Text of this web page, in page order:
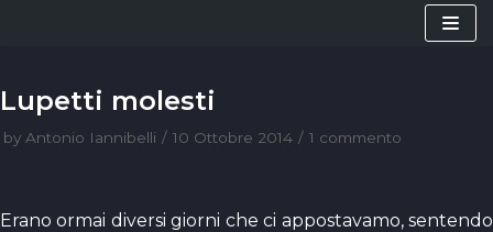
Lupetti molesti
by Antonio Iannibelli 10 Ottobre 2014 1 commento
Erano ormai diversi giorni che ci appostavamo, sentendo